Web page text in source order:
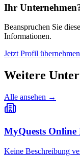
Ihr
Beanspruchen Sie
Informationen.
Jetzt Profil übernehmen
Weitere
Alle ansehen →
MyQuests
Keine Beschreibung